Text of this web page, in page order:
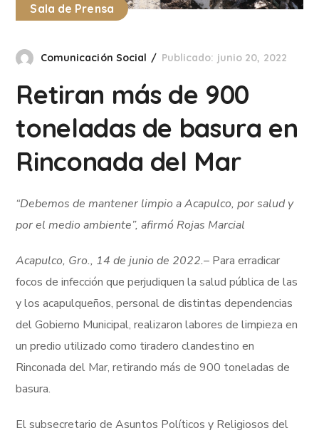
Sala de Prensa
Comunicación Social Publicado: junio 20, 2022
R e t i r a n m á s d e 9 0 0
t o n e l a d a s d e b a s u r a e n
R i n c o n a d a d e l M a r
“Debemos de mantener limpio a Acapulco, por salud y
por el medio ambiente”, afirmó Rojas Marcial
Acapulco, Gro., 14 de junio de 2022.– Para erradicar
focos de infección que perjudiquen la salud pública de las
y los acapulqueños, personal de distintas dependencias
del Gobierno Municipal, realizaron labores de limpieza en
un predio utilizado como tiradero clandestino en
Rinconada del Mar, retirando más de 900 toneladas de
basura.
El subsecretario de Asuntos Políticos y Religiosos del